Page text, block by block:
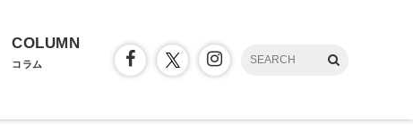
COLUMN
コラム